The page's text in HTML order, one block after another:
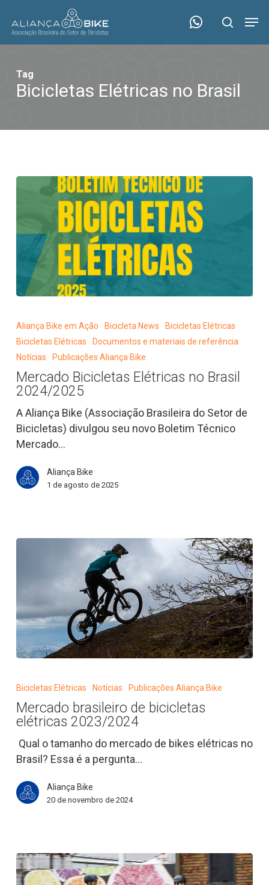
main
search
Tag
Bicicletas Elétricas no Brasil
Bicicletas
Elétricas
no
2024/2025
Aliança Bike em Ação Bicicleta News
Bicicletas Elétricas
Bicicletas Elétricas
Documentos e materiais de referência
Notícias
Publicações Aliança Bike
Mercado Bicicletas Elétricas no Brasil
2024/2025
A Aliança Bike (Associação Brasileira do Setor de
Bicicletas) divulgou seu novo Boletim Técnico
Mercado…
Aliança Bike
1 de agosto de 2025
bicicletas
elétricas
2023/2024
Bicicletas Elétricas Notícias Publicações Aliança Bike
Mercado brasileiro de bicicletas
elétricas 2023/2024
Qual o tamanho do mercado de bikes elétricas no
Brasil? Essa é a pergunta…
Aliança Bike
20 de novembro de 2024